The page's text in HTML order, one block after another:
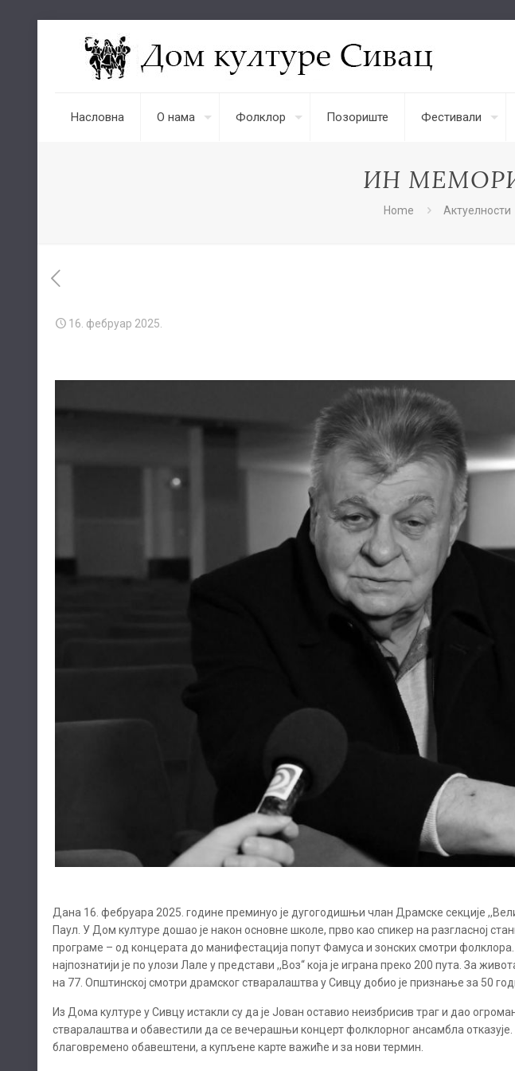
Насловна О нама Фолклор Позориште Фестивали
ИН
Home Актуелности
16. фебруар 2025.
Дана 16. фебруара 2025. године преминуо је дугогодишњи члан Драмске секције
Паул. У Дом културе дошао је након основне школе, прво као спикер на разгласној
програме – од концерата до манифестација попут Фамуса и зонских смотри
најпознатији је по улози Лале у представи ,,Воз“ која је играна преко 200 пута. За
на 77. Општинској смотри драмског стваралаштва у Сивцу добио је признање за 50
Из Дома културе у Сивцу истакли су да је Јован оставио неизбрисив траг и дао
стваралаштва и обавестили да се вечерашњи концерт фолклорног ансамбла
благовремено обавештени, а купљене карте важиће и за нови термин.